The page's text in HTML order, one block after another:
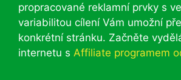
propracované reklamní prvky s
variabilitou cílení Vám umožní
konkrétní stránku. Začněte
internetu s Affiliate programem